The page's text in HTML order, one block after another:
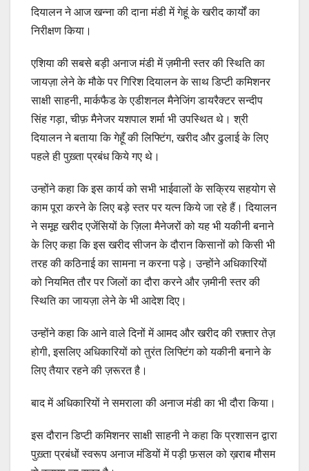
दियालन ने आज खन्ना की दाना मंडी में गेहूं के खरीद कार्यों का
निरीक्षण किया।
एशिया की सबसे बड़ी अनाज मंडी में ज़मीनी स्तर की स्थिति का
जायज़ा लेने के मौके पर गिरिश दियालन के साथ डिप्टी कमिशनर
साक्षी साहनी, मार्कफैड के एडीशनल मैनेजिंग डायरैक्टर सन्दीप
सिंह गड़ा, चीफ़ मैनेजर यशपाल शर्मा भी उपस्थित थे। श्री
दियालन ने बताया कि गेहूँ की लिफ्टिंग, खरीद और ढुलाई के लिए
पहले ही पुख़्ता प्रबंध किये गए थे।
उन्होंने कहा कि इस कार्य को सभी भाईवालों के सक्रिय सहयोग से
काम पूरा करने के लिए बड़े स्तर पर यत्न किये जा रहे हैं। दियालन
ने समूह खरीद एजेंसियों के ज़िला मैनेजरों को यह भी यकीनी बनाने
के लिए कहा कि इस खरीद सीजन के दौरान किसानों को किसी भी
तरह की कठिनाई का सामना न करना पड़े। उन्होंने अधिकारियों
को नियमित तौर पर जिलों का दौरा करने और ज़मीनी स्तर की
स्थिति का जायज़ा लेने के भी आदेश दिए।
उन्होंने कहा कि आने वाले दिनों में आमद और खरीद की रफ़्तार तेज़
होगी, इसलिए अधिकारियों को तुरंत लिफ्टिंग को यकीनी बनाने के
लिए तैयार रहने की ज़रूरत है।
बाद में अधिकारियों ने समराला की अनाज मंडी का भी दौरा किया।
इस दौरान डिप्टी कमिशनर साक्षी साहनी ने कहा कि प्रशासन द्वारा
पुख़्ता प्रबंधों स्वरूप अनाज मंडियों में पड़ी फ़सल को ख़राब मौसम